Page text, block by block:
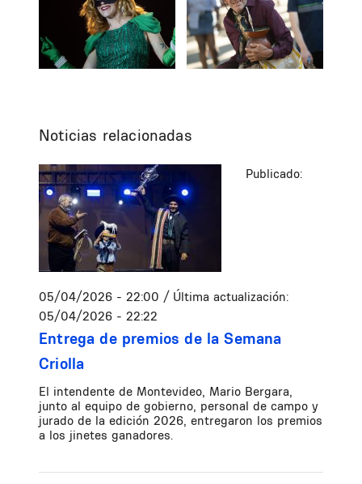
Noticias relacionadas
Publicado:
05/04/2026 - 22:00 / Última actualización:
05/04/2026 - 22:22
Entrega de premios de la Semana
Criolla
El intendente de Montevideo, Mario Bergara,
junto al equipo de gobierno, personal de campo y
jurado de la edición 2026, entregaron los premios
a los jinetes ganadores.